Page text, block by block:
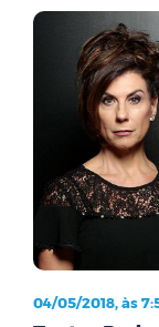
04/05/2018, às